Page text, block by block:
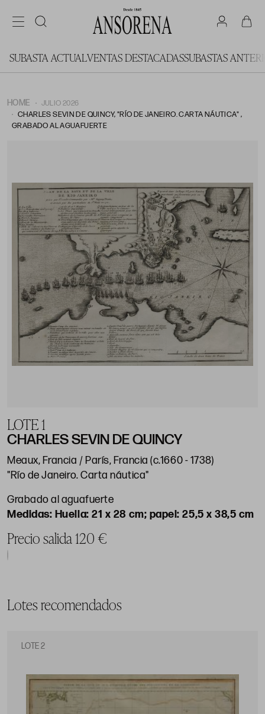
SUBASTA ACTUALVENTAS DESTACADASSUBASTAS
HOME
JULIO 2026
CHARLES SEVIN DE QUINCY, "RÍO DE JANEIRO. CARTA NÁUTICA" ,
GRABADO AL AGUAFUERTE
LOTE 1
CHARLES SEVIN DE QUINCY
Meaux, Francia / París, Francia (c.1660 - 1738)
"Río de Janeiro. Carta náutica"
Grabado al aguafuerte
Huella: 21 x 28 cm; papel: 25,5 x 38,5 cm
Precio salida 120 €
Lotes recomendados
LOTE 2